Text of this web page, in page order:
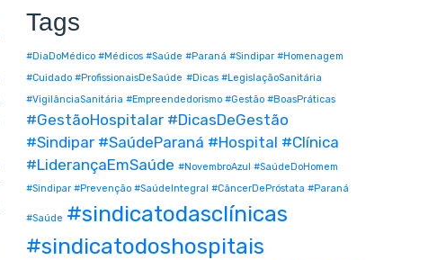
Tags
#DiaDoMédico #Médicos #Saúde #Paraná #Sindipar #Homenagem
#Cuidado #ProfissionaisDeSaúde #Dicas #LegislaçãoSanitária
#VigilânciaSanitária #Empreendedorismo #Gestão #BoasPráticas
#GestãoHospitalar #DicasDeGestão
#Sindipar #SaúdeParaná #Hospital #Clínica
#LiderançaEmSaúde #NovembroAzul #SaúdeDoHomem
#Sindipar #Prevenção #SaúdeIntegral #CâncerDePróstata #Paraná
#Saúde #sindicatodasclínicas
#sindicatodoshospitais